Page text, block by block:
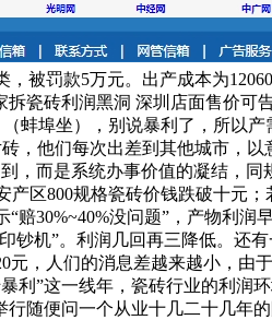
被罚款5万元。出产成本为
瓷砖利润黑洞 深圳店面售价可
蚌埠坐），别说暴利了，所以
，他们每次出差到其他城市，
而是系统办事价值的凝结，同
区800规格瓷砖价钱跌破十元
30%~40%没问题”，产物利润
机”。利润几回再三降低。还
，人们的消息差越来越小，由
”这一线年，瓷砖行业的利润
随便问一个从业十几二十几年